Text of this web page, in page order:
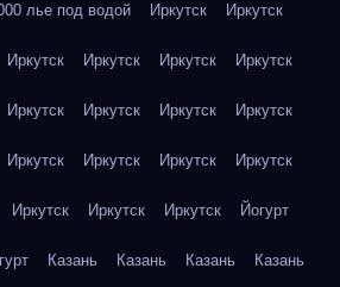
лье под водой Иркутск Иркутск
Иркутск Иркутск Иркутск Иркутск
Иркутск Иркутск Иркутск Иркутск
Иркутск Иркутск Иркутск Иркутск
Иркутск Иркутск Иркутск Йогурт
Казань Казань Казань Казань